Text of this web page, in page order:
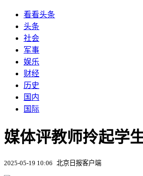
看看头条
头条
社会
军事
娱乐
财经
历史
国内
国际
媒体评教师拎起学
2025-05-19 10:06 北京日报客户端